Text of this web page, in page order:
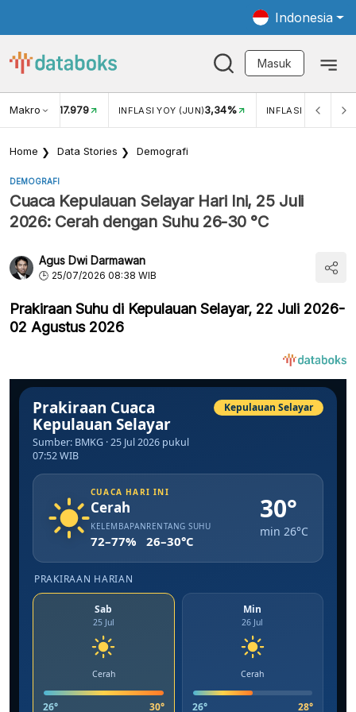
Indonesia
Masuk
Makro
USD/IDR 17.979 INFLASI YOY (JUN)3,34% INFLASI MOM
Home Data Stories Demografi
DEMOGRAFI
Cuaca Kepulauan Selayar Hari Ini, 25 Juli
2026: Cerah dengan Suhu 26-30 °C
Agus Dwi Darmawan
25/07/2026 08:38 WIB
Prakiraan Suhu di Kepulauan Selayar, 22 Juli 2026-
02 Agustus 2026